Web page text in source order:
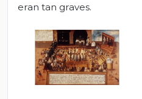
eran tan graves.